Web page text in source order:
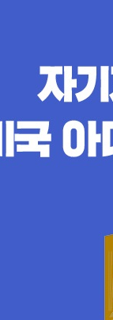
있다
지 시스템
을 수 없다
하며